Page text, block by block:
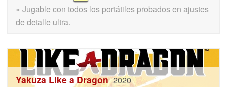
» Jugable con todos los portátiles probados en ajustes
de detalle ultra.
Yakuza Like a Dragon 2020